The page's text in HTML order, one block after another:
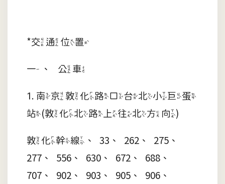
*交通位置
一、 公車
1. 南京敦化路口台北小巨蛋
站(敦化北路上往北方向)
敦化幹線、33、262、275、
277、556、630、672、688、
707、902、903、905、906、